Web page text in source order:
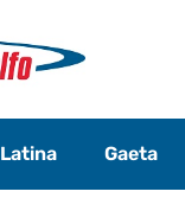
Latina Gaeta